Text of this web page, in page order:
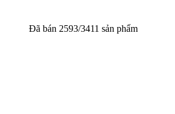
Đã bán 2593/3411 sản phẩm